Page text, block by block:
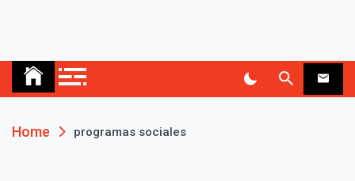
Home programas sociales